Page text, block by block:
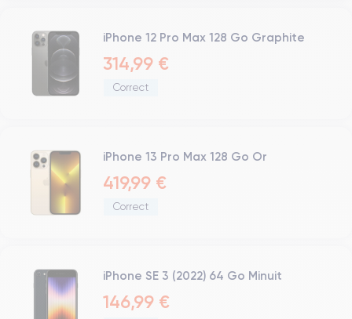
iPhone 12 Pro Max 128 Go Graphite
314,99 €
Correct
iPhone 13 Pro Max 128 Go Or
419,99 €
Correct
iPhone SE 3 (2022) 64 Go Minuit
146,99 €